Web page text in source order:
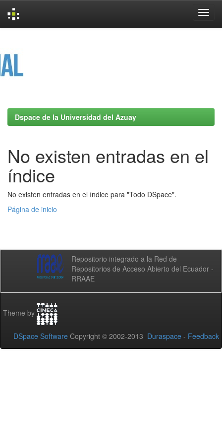
Dspace de la Universidad del Azuay
No existen entradas en el
índice
No existen entradas en el índice para "Todo DSpace".
Página de inicio
Repositorio integrado a la Red de
Repositorios de Acceso Abierto del Ecuador -
RRAAE
Theme by
DSpace Software Copyright © 2002-2013 Duraspace - Feedback